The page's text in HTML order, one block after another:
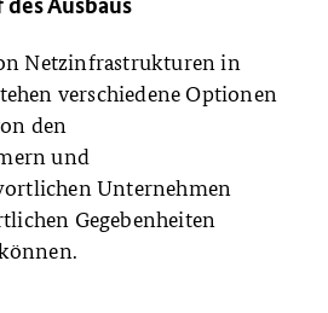
Netzinfrastrukturen in
verschiedene Optionen
den
und
Unternehmen
Gegebenheiten